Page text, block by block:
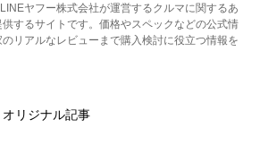
ヤフー株式会社が運営するクルマに関するあ
するサイトです。価格やスペックなどの公式情
リアルなレビューまで購入検討に役立つ情報を
オリジナル記事